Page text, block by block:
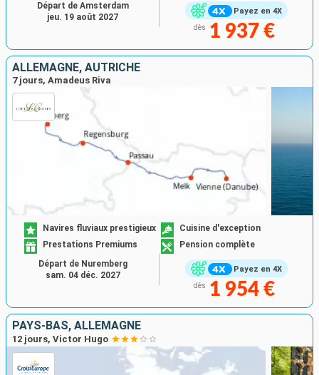
Payez en 4X
dès 1 937 €
Départ de Amsterdam
jeu. 19 août 2027
ALLEMAGNE, AUTRICHE
7 jours, Amadeus Riva
Payez en 4X
Navires fluviaux prestigieux
Cuisine d'exception
Prestations Premiums
Pension complète
dès 1 954 €
Départ de Nuremberg
sam. 04 déc. 2027
PAYS-BAS, ALLEMAGNE
12 jours, Victor Hugo